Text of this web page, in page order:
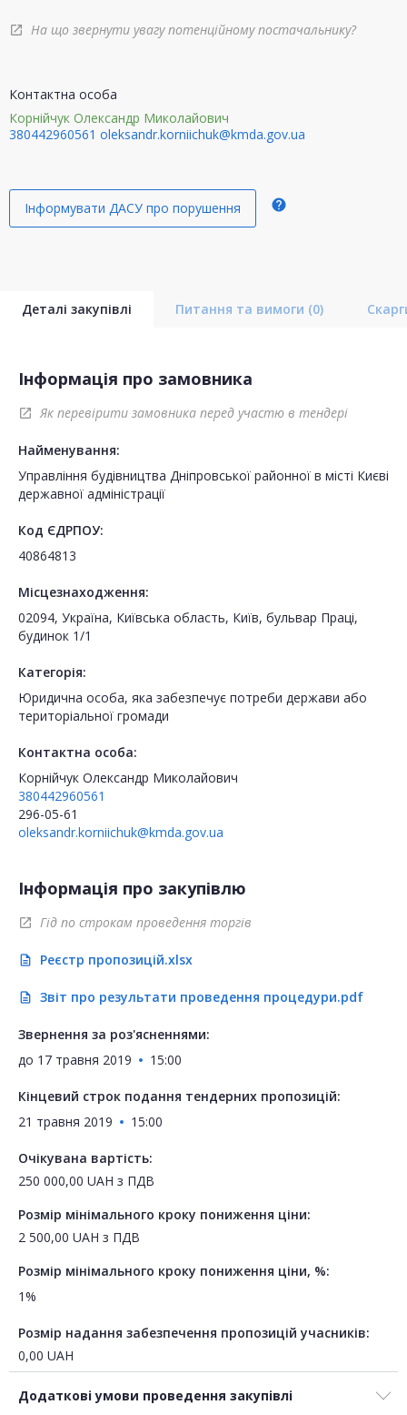
open_in_new На що звернути увагу потенційному постачальнику?
Контактна особа
Корнійчук Олександр Миколайович
380442960561 oleksandr.korniichuk@kmda.gov.ua
Інформувати ДАСУ про порушення help
Деталі закупівлі Питання та вимоги (0)
Інформація про замовника
open_in_new Як перевірити замовника перед участю в тендері
Найменування:
Управління будівництва Дніпровської районної в місті Києві
державної адміністрації
Код ЄДРПОУ:
40864813
Місцезнаходження:
02094, Україна, Київська область, Київ, бульвар Праці,
будинок 1/1
Категорія:
Юридична особа, яка забезпечує потреби держави або
територіальної громади
Контактна особа:
Корнійчук Олександр Миколайович
380442960561
296-05-61
oleksandr.korniichuk@kmda.gov.ua
Інформація про закупівлю
open_in_new Гід по строкам проведення торгів
description Реєстр пропозицій.xlsx
description Звіт про результати проведення процедури.pdf
Звернення за роз'ясненнями:
до 17 травня 2019 15:00
Кінцевий строк подання тендерних пропозицій:
21 травня 2019
15:00
Очікувана вартість:
250 000,00 UAH з ПДВ
Розмір мінімального кроку пониження ціни:
2 500,00 UAH з ПДВ
Розмір мінімального кроку пониження ціни, %:
1%
Розмір надання забезпечення пропозицій учасників:
0,00 UAH
Додаткові умови проведення закупівлі